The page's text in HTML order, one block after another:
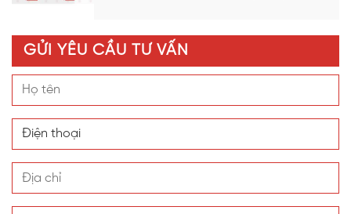
GỬI YÊU CẦU TƯ VẤN